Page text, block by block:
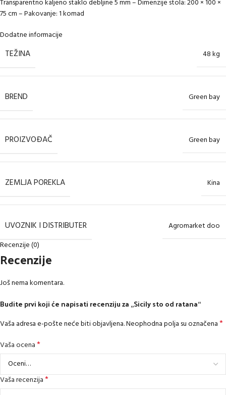
Transparentno kaljeno staklo debljine 5 mm – Dimenzije stola: 200 × 100 ×
75 cm – Pakovanje: 1 komad
Dodatne informacije
TEŽINA 48 kg
BREND Green bay
PROIZVOĐAČ Green bay
ZEMLJA POREKLA Kina
UVOZNIK I DISTRIBUTER
Agromarket doo
Recenzije (0)
Recenzije
Još nema komentara.
Budite prvi koji će napisati recenziju za „Sicily sto od ratana“
Vaša adresa e-pošte neće biti objavljena.Neophodna polja su označena*
Vaša ocena*
Vaša recenzija*